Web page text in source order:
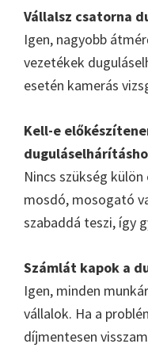
Vállalsz csatorna
Igen, nagyobb
vezetékek
esetén kamerás
Kell-e
Nincs szükség
mosdó, mosogató
szabaddá teszi, így
Számlát kapok a
Igen, minden
vállalok. Ha a
díjmentesen